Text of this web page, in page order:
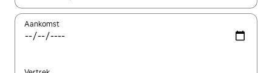
Aankomst